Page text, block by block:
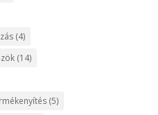
(4)
(14)
(5)